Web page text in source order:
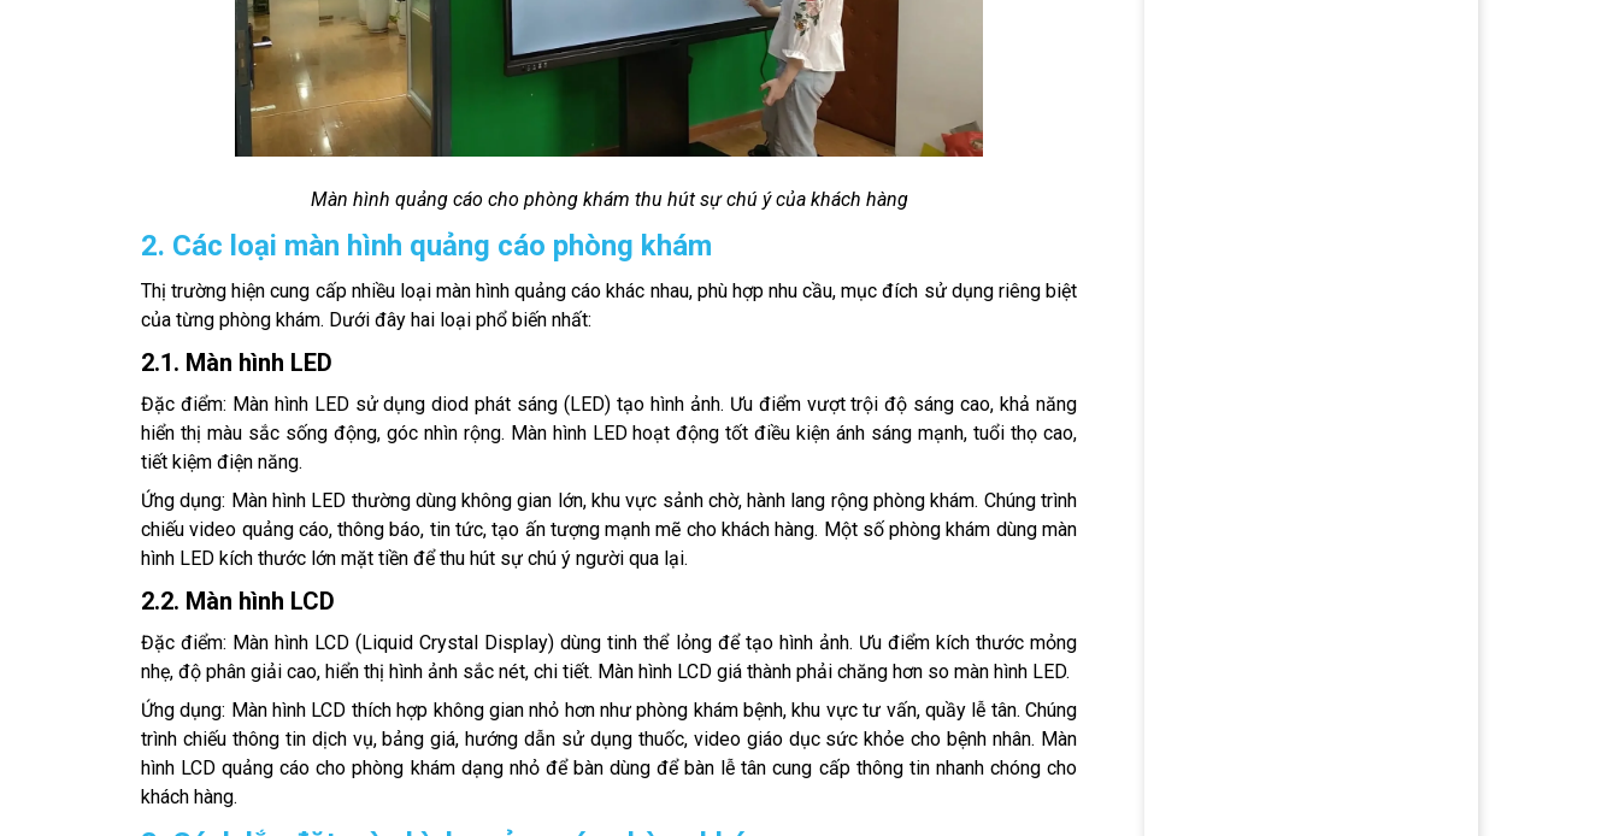
Màn hình quảng cáo cho phòng khám thu hút sự chú ý của khách hàng
2. Các loại màn hình quảng cáo phòng khám
Thị trường hiện cung cấp nhiều loại màn hình quảng cáo khác nhau, phù hợp nhu cầu, mục đích sử dụng riêng biệt
của từng phòng khám. Dưới đây hai loại phổ biến nhất:
2.1. Màn hình LED
Đặc điểm: Màn hình LED sử dụng diod phát sáng (LED) tạo hình ảnh. Ưu điểm vượt trội độ sáng cao, khả năng
hiển thị màu sắc sống động, góc nhìn rộng. Màn hình LED hoạt động tốt điều kiện ánh sáng mạnh, tuổi thọ cao,
tiết kiệm điện năng.
Ứng dụng: Màn hình LED thường dùng không gian lớn, khu vực sảnh chờ, hành lang rộng phòng khám. Chúng trình
chiếu video quảng cáo, thông báo, tin tức, tạo ấn tượng mạnh mẽ cho khách hàng. Một số phòng khám dùng màn
hình LED kích thước lớn mặt tiền để thu hút sự chú ý người qua lại.
2.2. Màn hình LCD
Đặc điểm: Màn hình LCD (Liquid Crystal Display) dùng tinh thể lỏng để tạo hình ảnh. Ưu điểm kích thước mỏng
nhẹ, độ phân giải cao, hiển thị hình ảnh sắc nét, chi tiết. Màn hình LCD giá thành phải chăng hơn so màn hình LED.
Ứng dụng: Màn hình LCD thích hợp không gian nhỏ hơn như phòng khám bệnh, khu vực tư vấn, quầy lễ tân. Chúng
trình chiếu thông tin dịch vụ, bảng giá, hướng dẫn sử dụng thuốc, video giáo dục sức khỏe cho bệnh nhân. Màn
hình LCD quảng cáo cho phòng khám dạng nhỏ để bàn dùng để bàn lễ tân cung cấp thông tin nhanh chóng cho
khách hàng.